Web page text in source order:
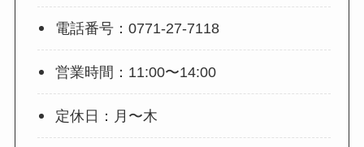
電話番号：0771-27-7118
営業時間：11:00〜14:00
定休日：月〜木